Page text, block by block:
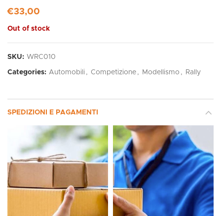
€33,00
Out of stock
SKU: WRC010
Categories: Automobili , Competizione , Modellismo , Rally
SPEDIZIONI E PAGAMENTI